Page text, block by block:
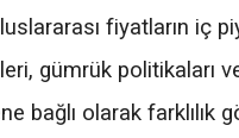
fiyatların iç
gümrük politikaları
bağlı olarak farklılık